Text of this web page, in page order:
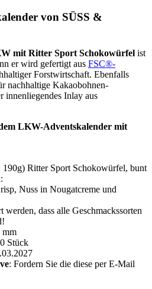
von SÜSS &
mit Ritter Sport Schokowürfel ist
er wird gefertigt aus FSC®-
Forstwirtschaft. Ebenfalls
nachhaltige Kakaobohnen-
innenliegendes Inlay aus
LKW-Adventskalender mit
190g) Ritter Sport Schokowürfel, bunt
Nuss in Nougatcreme und
werden, dass alle Geschmackssorten
mm
Stück
: Fordern Sie die diese per E-Mail